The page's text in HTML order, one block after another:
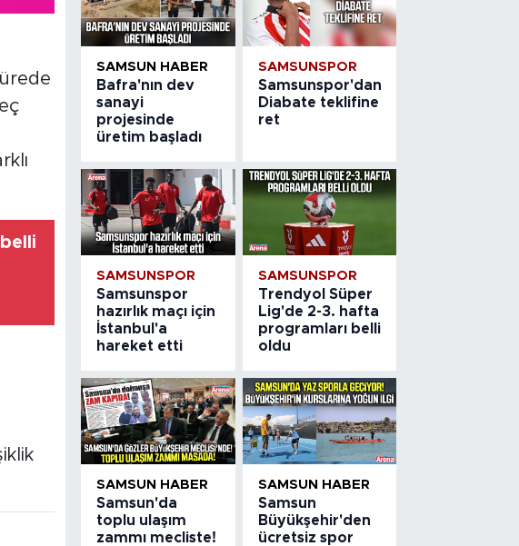
SAMSUN HABER
Bafra'nın dev
sanayi
projesinde
üretim başladı
SAMSUNSPOR
Samsunspor'dan
Diabate teklifine
ret
SAMSUNSPOR
Samsunspor
hazırlık maçı için
İstanbul'a
hareket etti
SAMSUNSPOR
Trendyol Süper
Lig'de 2-3. hafta
programları belli
oldu
SAMSUN HABER
Samsun'da
toplu ulaşım
zammı mecliste!
SAMSUN HABER
Samsun
Büyükşehir'den
ücretsiz spor